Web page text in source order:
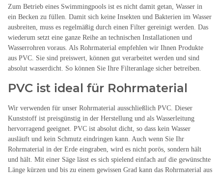
Zum Betrieb eines Swimmingpools ist es nicht damit getan, Wasser in
ein Becken zu füllen. Damit sich keine Insekten und Bakterien im Wasser
ausbreiten, muss es regelmäßig durch einen Filter gereinigt werden. Das
wiederum setzt eine ganze Reihe an technischen Installationen und
Wasserrohren voraus. Als Rohrmaterial empfehlen wir Ihnen Produkte
aus PVC. Sie sind preiswert, können gut verarbeitet werden und sind
absolut wasserdicht. So können Sie Ihre Filteranlage sicher betreiben.
PVC ist ideal für Rohrmaterial
Wir verwenden für unser Rohrmaterial ausschließlich PVC. Dieser
Kunststoff ist preisgünstig in der Herstellung und als Wasserleitung
hervorragend geeignet. PVC ist absolut dicht, so dass kein Wasser
ausläuft und kein Schmutz eindringen kann. Auch wenn Sie Ihr
Rohrmaterial in der Erde eingraben, wird es nicht porös, sondern hält
und hält. Mit einer Säge lässt es sich spielend einfach auf die gewünschte
Länge kürzen und bis zu einem gewissen Grad kann das Rohrmaterial aus